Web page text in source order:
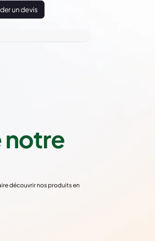
un devis
notre
découvrir nos produits en